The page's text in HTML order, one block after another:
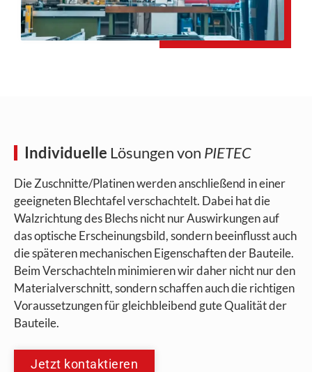
Individuelle Lösungen von PIETEC
Die Zuschnitte/Platinen werden anschließend in einer
geeigneten Blechtafel verschachtelt. Dabei hat die
Walzrichtung des Blechs nicht nur Auswirkungen auf
das optische Erscheinungsbild, sondern beeinflusst auch
die späteren mechanischen Eigenschaften der Bauteile.
Beim Verschachteln minimieren wir daher nicht nur den
Materialverschnitt, sondern schaffen auch die richtigen
Voraussetzungen für gleichbleibend gute Qualität der
Bauteile.
Jetzt kontaktieren